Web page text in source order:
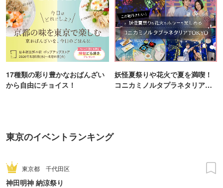
17種類の彩り豊かなおばんざい
から自由にチョイス！
妖怪夏祭りや花火で夏を満喫！
コニカミノルタプラネタリア
東京のイベントランキング
東京都 千代田区
神田明神 納涼祭り